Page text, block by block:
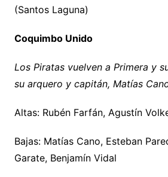
(Santos Laguna)
Coquimbo Unido
Los Piratas vuelven a Primera y
su arquero y capitán, Matías
Altas: Rubén Farfán, Agustín
Bajas: Matías Cano, Esteban
Garate, Benjamín Vidal